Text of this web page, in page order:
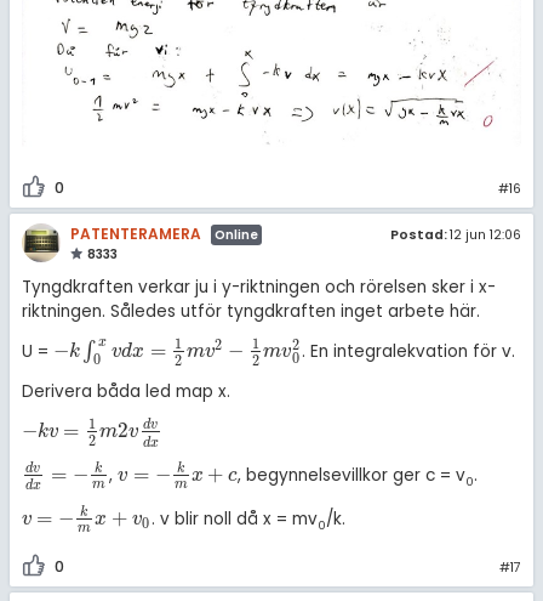
0 #16
PATENTERAMERA
Online
8333
Postad:12 jun 12:06
Tyngdkraften verkar ju i y-riktningen och rörelsen sker i x-
riktningen. Således utför tyngdkraften inget arbete här.
U = −k ∫ x
0 vdx =
1
2 mv2 −
1
2 mv2
0
-k∫0 xvdx=12 mv2-12m v0 2
. En integralekvation för v.
Derivera båda led map x.
−kv =
1
2 m2v dv
dx
-kv= 2m2vdvdx
dv
dx = − k
m
dvdx= -km,v = − k
m x + c
v =-k mx+c , begynnelsevillkor ger c = v0.
v = − k
m x + v0
v=-k mx+v0 . v blir noll då x = mv0/k.
0 #17